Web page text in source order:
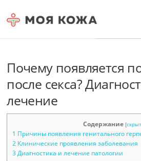
Почему появляется
после секса?
лечение
Содержание [
1 Причины появления генитального
2 Клинические проявления заболевания
3 Диагностика и лечение патологии
Для